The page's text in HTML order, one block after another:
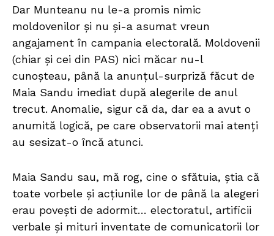
Dar Munteanu nu le-a promis nimic
moldovenilor și nu și-a asumat vreun
angajament în campania electorală. Moldovenii
(chiar și cei din PAS) nici măcar nu-l
cunoșteau, până la anunțul-surpriză făcut de
Maia Sandu imediat după alegerile de anul
trecut. Anomalie, sigur că da, dar ea a avut o
anumită logică, pe care observatorii mai atenți
au sesizat-o încă atunci.
Maia Sandu sau, mă rog, cine o sfătuia, știa că
toate vorbele și acțiunile lor de până la alegeri
erau povești de adormit… electoratul, artificii
verbale și mituri inventate de comunicatorii lor